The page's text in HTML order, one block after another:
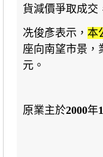
貨減價爭取成交
冼俊彥表示， 本
座向南望市景
元。
原業主於2000年